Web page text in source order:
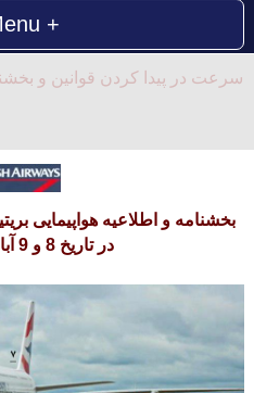
اطمینان از دیدن بخشنامه ها و
بخشنامه و اطلاعیه هواپیمایی
در تاریخ 8 و 9 آبان 98 BA31